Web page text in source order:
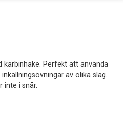
Perfekt att använda
av olika slag.
inte i snår.